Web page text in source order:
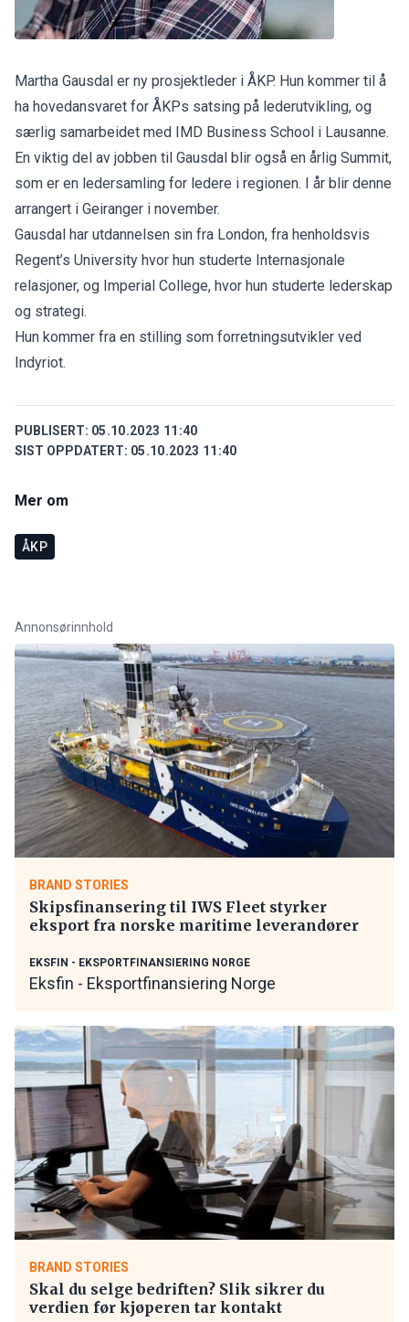
Martha Gausdal er ny prosjektleder i ÅKP. Hun kommer til å
ha hovedansvaret for ÅKPs satsing på lederutvikling, og
særlig samarbeidet med IMD Business School i Lausanne.
En viktig del av jobben til Gausdal blir også en årlig Summit,
som er en ledersamling for ledere i regionen. I år blir denne
arrangert i Geiranger i november.
Gausdal har utdannelsen sin fra London, fra henholdsvis
Regent’s University hvor hun studerte Internasjonale
relasjoner, og Imperial College, hvor hun studerte lederskap
og strategi.
Hun kommer fra en stilling som forretningsutvikler ved
Indyriot.
PUBLISERT: 05.10.2023 11:40
SIST OPPDATERT: 05.10.2023 11:40
Mer om
ÅKP
Annonsørinnhold
BRAND STORIES
Skipsfinansering til IWS Fleet styrker
eksport fra norske maritime leverandører
EKSFIN - EKSPORTFINANSIERING NORGE
Eksfin - Eksportfinansiering Norge
BRAND STORIES
Skal du selge bedriften? Slik sikrer du
verdien før kjøperen tar kontakt